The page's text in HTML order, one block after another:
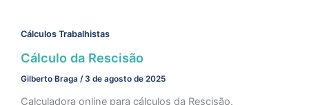
Cálculos Trabalhistas
Cálculo da Rescisão
Gilberto Braga / 3 de agosto de 2025
Calculadora online para cálculos da Rescisão.